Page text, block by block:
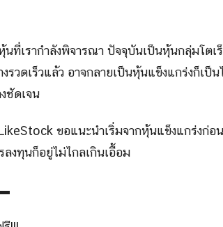
ที่เรากำลังพิจารณา ปัจจุบันเป็นหุ้นกลุ่มโตเ
รวดเร็วแล้ว อาจกลายเป็นหุ้นแข็งแกร่งก็เ
ชัดเจน
ขอแนะนำเริ่มจากหุ้นแข็งแกร่งก่อ
งทุนก็อยู่ไม่ไกลเกินเอื้อม